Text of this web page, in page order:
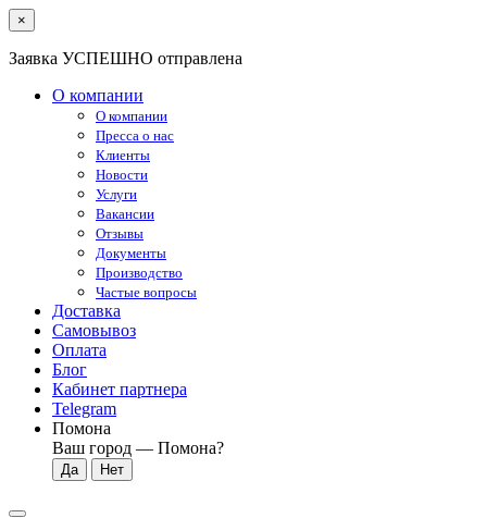
×
Заявка УСПЕШНО отправлена
О компании
О компании
Пресса о нас
Клиенты
Новости
Услуги
Вакансии
Отзывы
Документы
Производство
Частые вопросы
Доставка
Самовывоз
Оплата
Блог
Кабинет партнера
Telegram
Помона
Ваш город — Помона?